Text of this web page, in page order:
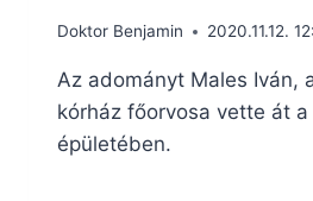
Doktor Benjamin 2020.11.12.
Az adományt Males Iván,
kórház főorvosa vette át a
épületében.